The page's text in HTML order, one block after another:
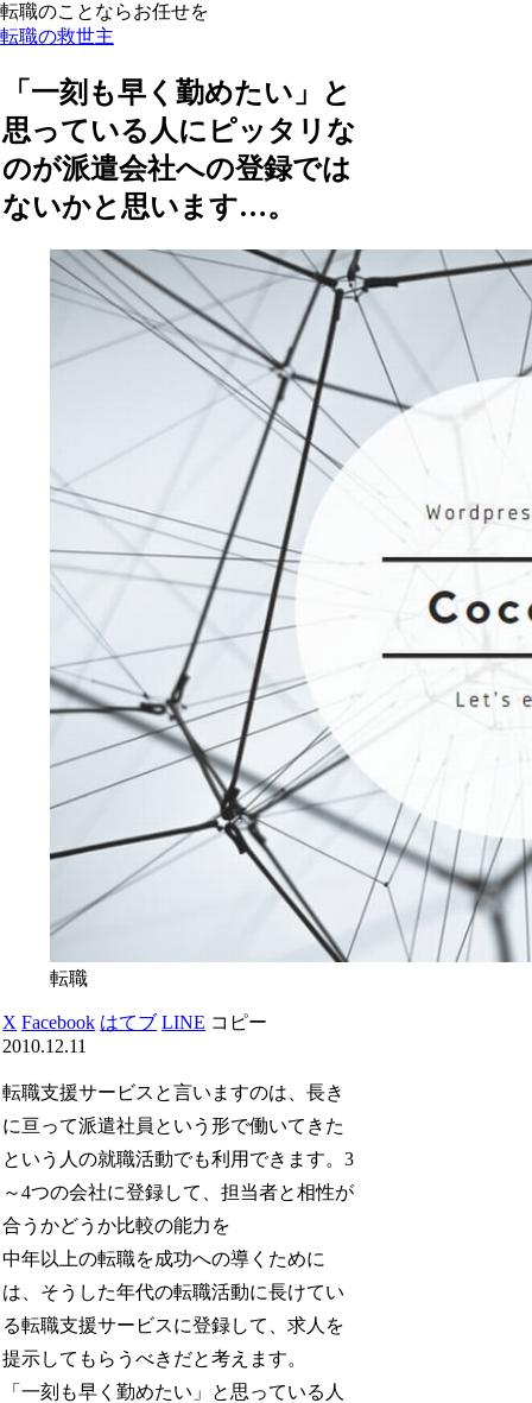
転職のことならお任せを
転職の救世主
「一刻も早く勤めたい」と
思っている人にピッタリな
のが派遣会社への登録では
ないかと思います…。
転職
X Facebook はてブ LINE コピー
2010.12.11
転職支援サービスと言いますのは、長き
に亘って派遣社員という形で働いてきた
という人の就職活動でも利用できます。3
～4つの会社に登録して、担当者と相性が
合うかどうか比較の能力を
中年以上の転職を成功への導くために
は、そうした年代の転職活動に長けてい
る転職支援サービスに登録して、求人を
提示してもらうべきだと考えます。
「一刻も早く勤めたい」と思っている人